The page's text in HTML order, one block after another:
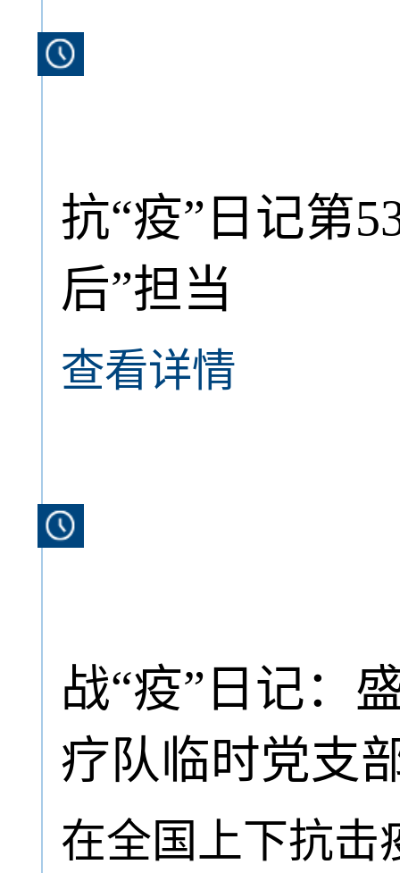
抗“疫”日记第
后”担当
查看详情
战“疫”日记：
疗队临时党支
在全国上下抗击